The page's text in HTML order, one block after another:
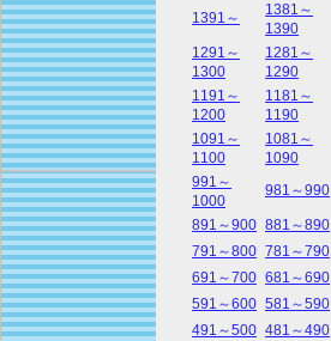
1391～
1381～
1390
1291～
1300
1281～
1290
1191～
1200
1181～
1190
1091～
1100
1081～
1090
991～
1000
981～990
891～900 881～890
791～800 781～790
691～700 681～690
591～600 581～590
491～500 481～490